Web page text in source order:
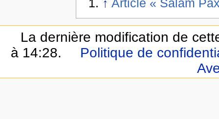
↑ Article « Salam
La dernière modification de
à 14:28.
Politique de